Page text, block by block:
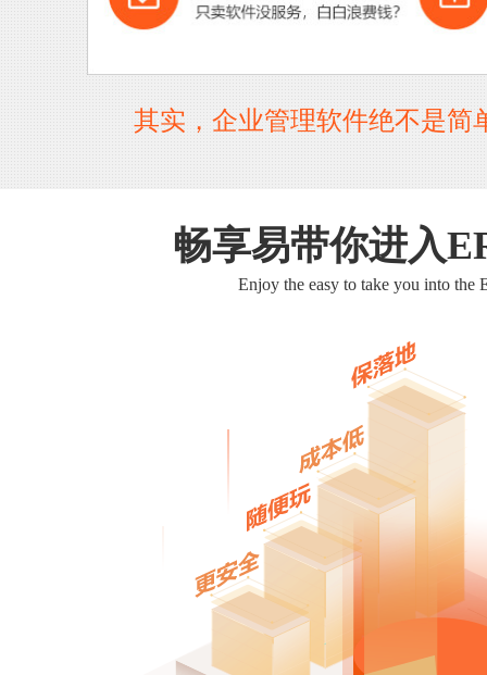
其实，企业管理软件绝不是
畅享易带你进入
Enjoy the easy to take you into the